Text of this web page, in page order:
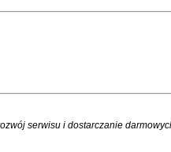
serwisu i dostarczanie